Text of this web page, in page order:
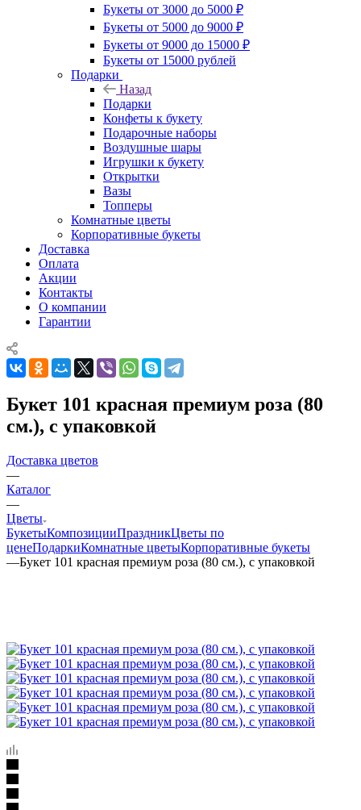
Букеты от 3000 до 5000 ₽
Букеты от 5000 до 9000 ₽
Букеты от 9000 до 15000 ₽
Букеты от 15000 рублей
Подарки
Назад
Подарки
Конфеты к букету
Подарочные наборы
Воздушные шары
Игрушки к букету
Открытки
Вазы
Топперы
Комнатные цветы
Корпоративные букеты
Доставка
Оплата
Акции
Контакты
О компании
Гарантии
Букет 101 красная премиум роза (80
см.), с упаковкой
Доставка цветов
—
Каталог
—
Цветы
БукетыКомпозицииПраздникЦветы по
ценеПодаркиКомнатные цветыКорпоративные букеты
—Букет 101 красная премиум роза (80 см.), с упаковкой